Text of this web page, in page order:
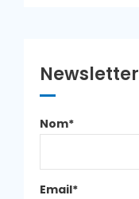
Newsletter
Nom*
Email*